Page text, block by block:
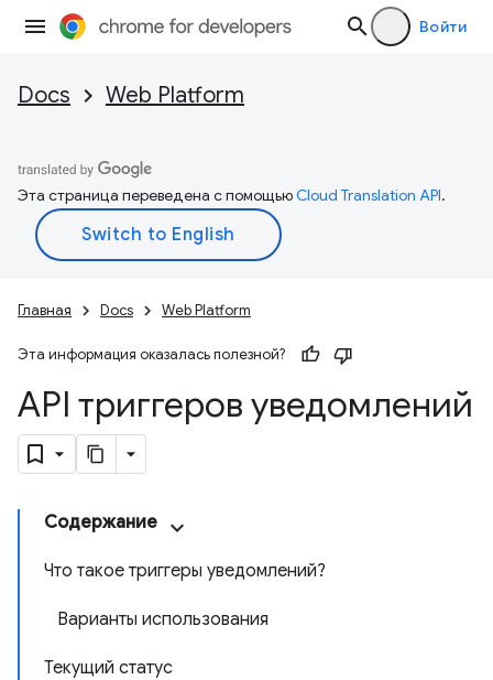
Войти
Docs Web Platform
Эта страница переведена с помощьюCloud Translation API.
Главная Docs Web Platform
Эта информация оказалась полезной?
API триггеров уведомлений
Содержание
Что такое триггеры уведомлений?
Варианты использования
Текущий статус